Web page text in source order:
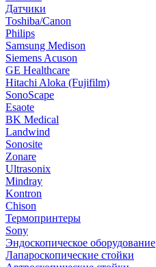
Датчики
Toshiba/Canon
Philips
Samsung Medison
Siemens Acuson
GE Healthcare
Hitachi Aloka (Fujifilm)
SonoScape
Esaote
BK Medical
Landwind
Sonosite
Zonare
Ultrasonix
Mindray
Kontron
Chison
Термопринтеры
Sony
Эндоскопическое оборудование
Лапароскопические стойки